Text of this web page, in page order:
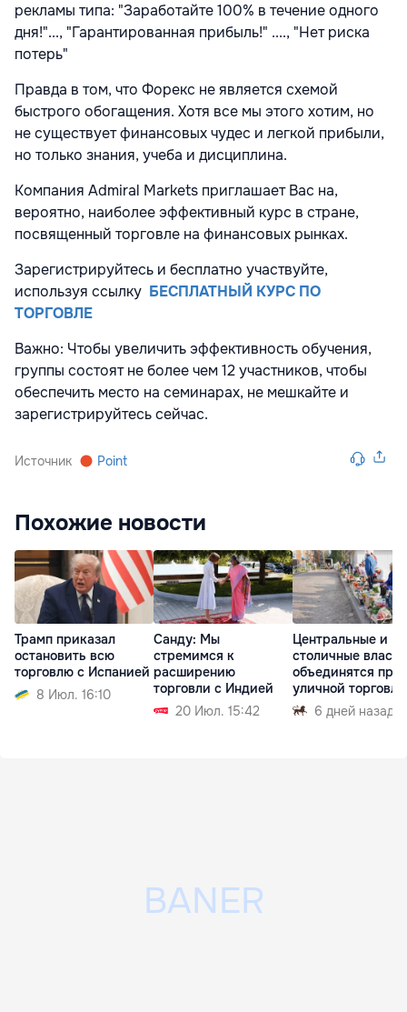
рекламы типа: "Заработайте 100% в течение одного
дня!"..., "Гарантированная прибыль!" ...., "Нет риска
потерь"
Правда в том, что Форекс не является схемой
быстрого обогащения. Хотя все мы этого хотим, но
не существует финансовых чудес и легкой прибыли,
но только знания, учеба и дисциплина.
Компания Admiral Markets приглашает Вас на,
вероятно, наиболее эффективный курс в стране,
посвященный торговле на финансовых рынках.
Зарегистрируйтесь и бесплатно участвуйте,
используя ссылку БЕСПЛАТНЫЙ КУРС ПО
ТОРГОВЛЕ
Важно: Чтобы увеличить эффективность обучения,
группы состоят не более чем 12 участников, чтобы
обеспечить место на семинарах, не мешкайте и
зарегистрируйтесь сейчас.
Источник Point
Похожие новости
Трамп приказал
остановить всю
торговлю с Испанией
8 Июл. 16:10
Санду: Мы
стремимся к
расширению
торговли с Индией
20 Июл. 15:42
Центральные и
столичные власти
объединятся
уличной торговли
6 дней назад